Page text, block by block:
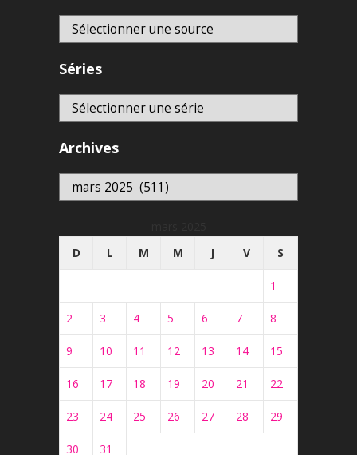
Séries
Archives
Archives
D
L M M J V S
1
2 3 4 5 6 7 8
9 10 11 12 13 14 15
16 17 18 19 20 21 22
23 24 25 26 27 28 29
30 31